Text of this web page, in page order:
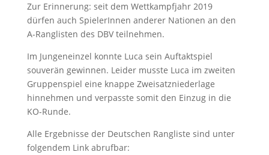
Zur Erinnerung: seit dem Wettkampfjahr 2019
dürfen auch SpielerInnen anderer Nationen an den
A-Ranglisten des DBV teilnehmen.
Im Jungeneinzel konnte Luca sein Auftaktspiel
souverän gewinnen. Leider musste Luca im zweiten
Gruppenspiel eine knappe Zweisatzniederlage
hinnehmen und verpasste somit den Einzug in die
KO-Runde.
Alle Ergebnisse der Deutschen Rangliste sind unter
folgendem Link abrufbar: